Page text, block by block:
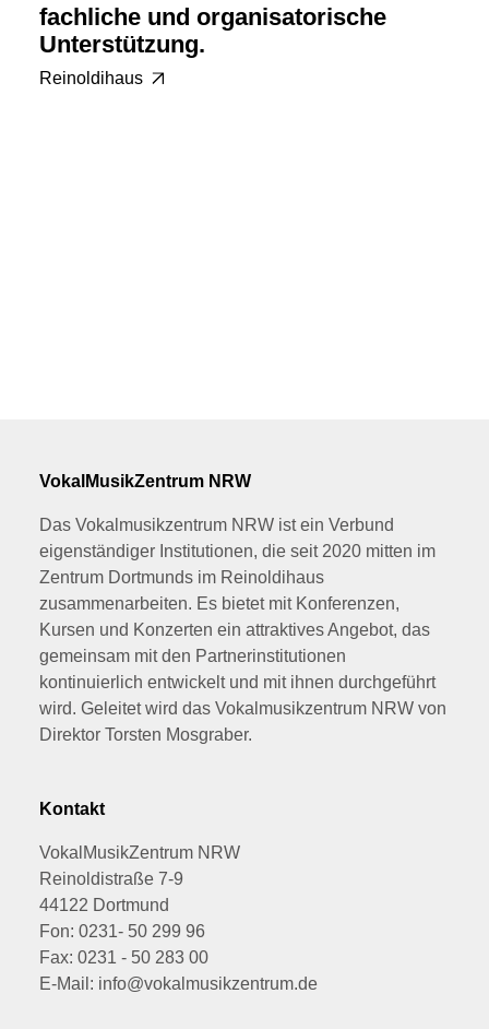
fachliche und organisatorische
Unterstützung.
Reinoldihaus
VokalMusikZentrum NRW
Das Vokalmusikzentrum NRW ist ein Verbund
eigenständiger Institutionen, die seit 2020 mitten im
Zentrum Dortmunds im Reinoldihaus
zusammenarbeiten. Es bietet mit Konferenzen,
Kursen und Konzerten ein attraktives Angebot, das
gemeinsam mit den Partnerinstitutionen
kontinuierlich entwickelt und mit ihnen durchgeführt
wird. Geleitet wird das Vokalmusikzentrum NRW von
Direktor Torsten Mosgraber.
Kontakt
VokalMusikZentrum NRW
Reinoldistraße 7-9
44122 Dortmund
Fon: 0231- 50 299 96
Fax: 0231 - 50 283 00
E-Mail: info@vokalmusikzentrum.de